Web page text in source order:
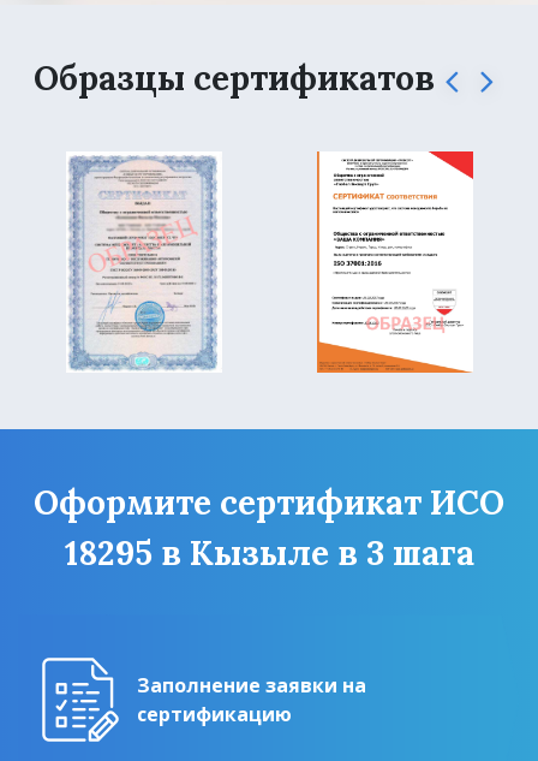
Образцы сертификатов
Оформите сертификат ИСО
18295 в Кызыле в 3 шага
Заполнение заявки на
сертификацию